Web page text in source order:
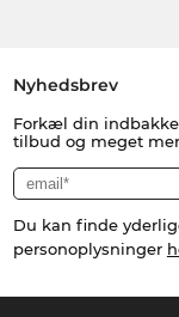
Nyhedsbrev
Forkæl din
tilbud og meget
Du kan finde
personoplysninger